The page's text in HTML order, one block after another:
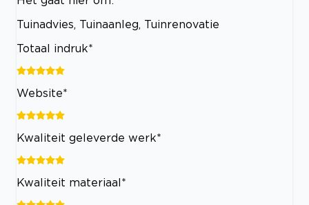
Tuinadvies, Tuinaanleg, Tuinrenovatie
Totaal indruk*
Website*
Kwaliteit geleverde werk*
Kwaliteit materiaal*